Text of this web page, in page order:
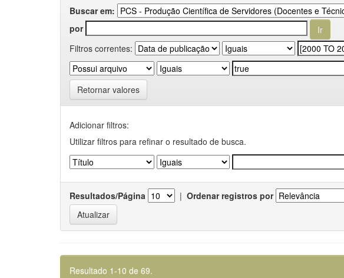
Buscar em:
por
Filtros correntes:
Retornar valores
Adicionar filtros:
Utilizar filtros para refinar o resultado de busca.
Resultados/Página | Ordenar registros por
Resultado 1-10 de 69.